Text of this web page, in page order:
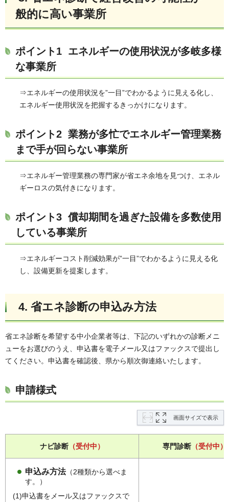
般的に高い事業所
ポイント1 エネルギーの使用状況が多岐多様
な事業所
⇒エネルギーの使用状況を”一目”でわかるように見える化し、
エネルギー使用状況を把握するきっかけになります。
ポイント2 業務が多忙でエネルギー管理業務
まで手が回らない事業所
⇒エネルギー管理業務の専門家が省エネ余地を見つけ、エネル
ギーロスの気付きになります。
ポイント3 償却期間を過ぎた設備を多数使用
している事業所
⇒エネルギーコスト削減効果が”一目”でわかるように見える化
し、設備更新を提案します。
4. 省エネ診断の申込み方法
省エネ診断を希望する中小企業者等は、下記のいずれかの診断メニ
ューをお選びのうえ、申込書を電子メール又はファックスで提出し
てください。申込書を確認後、県から順次御連絡いたします。
申請様式
画面サイズで表示
ナビ診断 （受付中） 専門診断（受付中）
申込み方法 （2種類から選べま
す。）
(1)申込書をメール又はファックスで